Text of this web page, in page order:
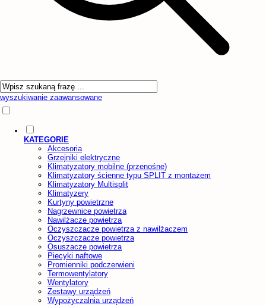
wyszukiwanie zaawansowane
KATEGORIE
Akcesoria
Grzejniki elektryczne
Klimatyzatory mobilne (przenośne)
Klimatyzatory ścienne typu SPLIT z montażem
Klimatyzatory Multisplit
Klimatyzery
Kurtyny powietrzne
Nagrzewnice powietrza
Nawilżacze powietrza
Oczyszczacze powietrza z nawilżaczem
Oczyszczacze powietrza
Osuszacze powietrza
Piecyki naftowe
Promienniki podczerwieni
Termowentylatory
Wentylatory
Zestawy urządzeń
Wypożyczalnia urządzeń